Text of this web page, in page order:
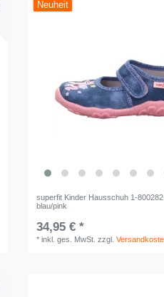
Neuheit
superfit Kinder Hausschuh 1-
blau/pink
34,95 € *
*inkl. ges. MwSt. zzgl.